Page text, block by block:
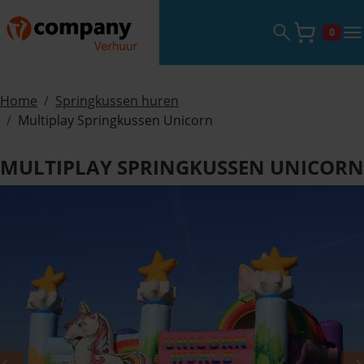
Zoekveld0
Home
Springkussen huren
Multiplay Springkussen Unicorn
MULTIPLAY SPRINGKUSSEN UNICORN